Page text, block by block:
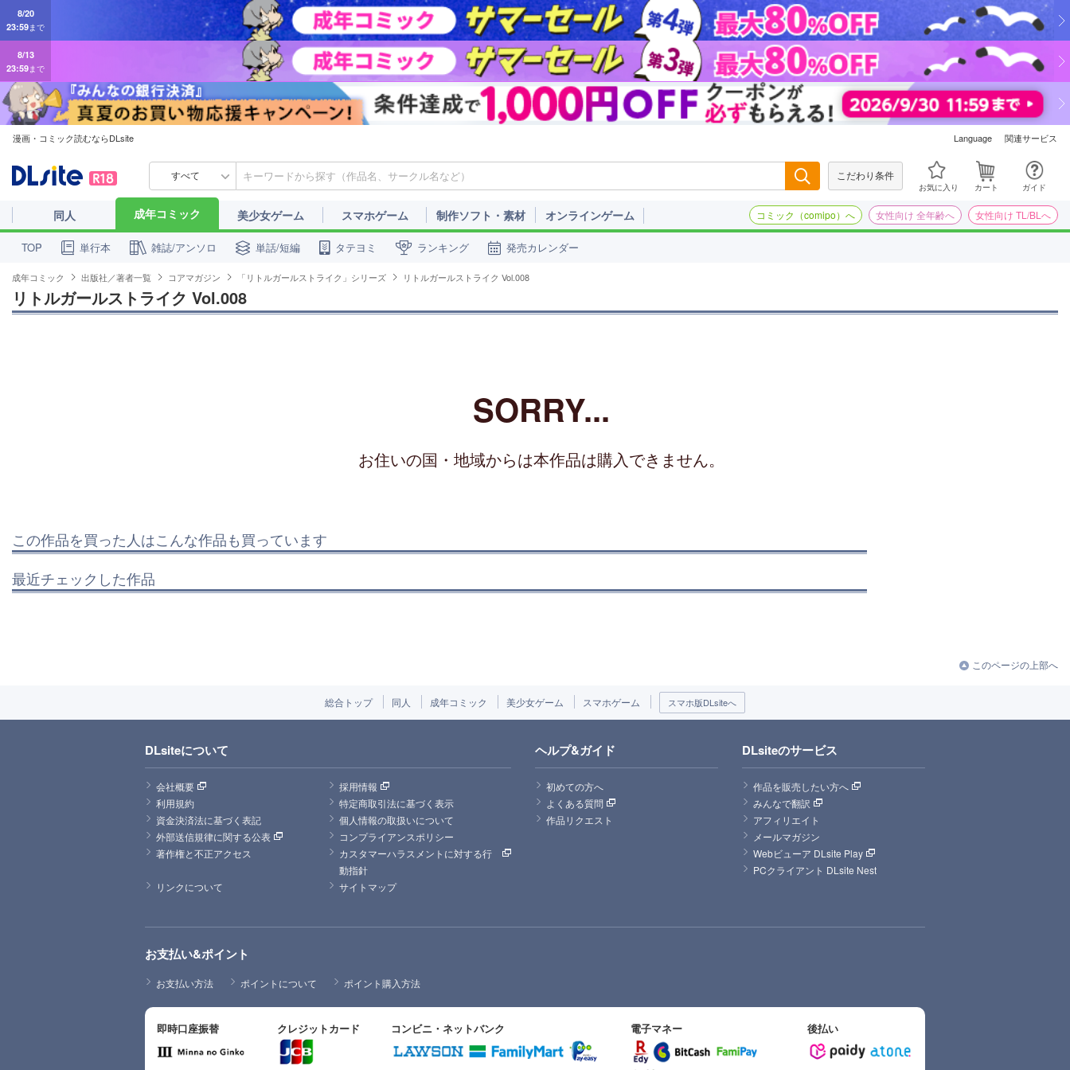
8/13
漫画・コミック読むならDLsite Language 関連サービス
すべて こだわり条件
お気に入り カート ガイド
同人 成年コミック 美少女ゲーム スマホゲーム 制作ソフト・素材 オンラインゲーム コミック（comipo）へ 女性向け 全年齢へ 女性向け TL/BLへ
TOP 単行本 雑誌/アンソロ 単話/短編 タテヨミ ランキング 発売カレンダー
成年コミック 出版社／著者一覧 コアマガジン 「リトルガールストライク」シリーズ リトルガールストライク Vol.008
リトルガールストライク Vol.008
SORRY...
お住いの国・地域からは本作品は購入できません。
この作品を買った人はこんな作品も買っています
最近チェックした作品
このページの上部へ
総合トップ 同人 成年コミック 美少女ゲーム スマホゲーム スマホ版DLsiteへ
DLsiteについて
会社概要
採用情報
利用規約
特定商取引法に基づく表示
資金決済法に基づく表記
個人情報の取扱いについて
外部送信規律に関する公表
コンプライアンスポリシー
著作権と不正アクセス
カスタマーハラスメントに対する行
動指針
リンクについて
サイトマップ
ヘルプ&ガイド
初めての方へ
よくある質問
作品リクエスト
DLsiteのサービス
作品を販売したい方へ
みんなで翻訳
アフィリエイト
メールマガジン
Webビューア DLsite Play
PCクライアント DLsite Nest
お支払い&ポイント
お支払い方法 ポイントについて ポイント購入方法
即時口座振替 クレジットカード コンビニ・ネットバンク 電子マネー 後払い